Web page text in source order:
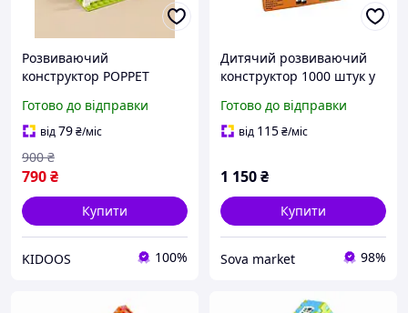
Розвиваючий
конструктор POPPET
елементів з пластиною
Готово до відправки
від79₴/міс
790₴
900 ₴
Купити
KIDOOS 100%
Дитячий розвиваючий
конструктор 1000 штук у
будівельні блоки,
20x15x3.5 см
Готово до відправки
від 115₴/міс
1 150₴
Купити
Sova market 98%